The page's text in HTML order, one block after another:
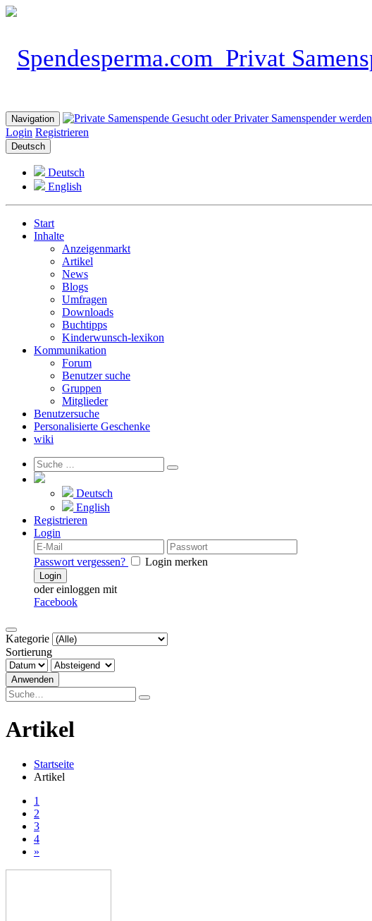
Navigation
Login Registrieren
Deutsch
Deutsch
English
Start
Inhalte
Anzeigenmarkt
Artikel
News
Blogs
Umfragen
Downloads
Buchtipps
Kinderwunsch-lexikon
Kommunikation
Forum
Benutzer suche
Gruppen
Mitglieder
Benutzersuche
Personalisierte Geschenke
wiki
Deutsch
English
Registrieren
Login
Passwort vergessen? Login merken
Login
oder einloggen mit
Facebook
Kategorie
Sortierung
Anwenden
Artikel
Startseite
Artikel
1
2
3
4
»